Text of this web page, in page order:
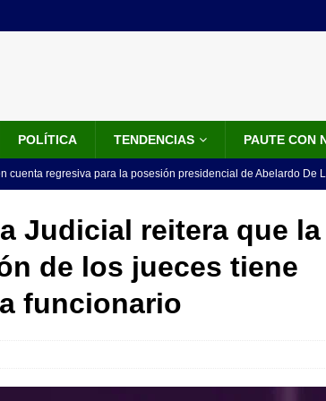
POLÍTICA TENDENCIAS PAUTE CON
cuenta regresiva para la posesión presidencial de Abelardo De
que se revele mi nombre”: cuarta presunta víctima de Jorge Alfredo
acusó a hombre que habría intentado encubrir el asesinato
Vargas JUDICIALES
Judicial reitera que la
de los jueces tiene
funcionario